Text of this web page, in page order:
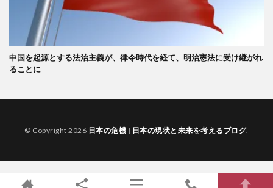
中国を起源とする法治主義が、律令時代を経て、明治憲法に受け継がれ
ることに
© Copyright 2026 日本の危機 | 日本の現状と未来を考えるブログ.